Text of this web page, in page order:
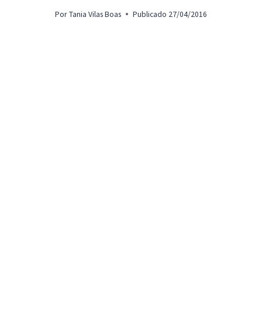
Por Tania Vilas Boas Publicado 27/04/2016